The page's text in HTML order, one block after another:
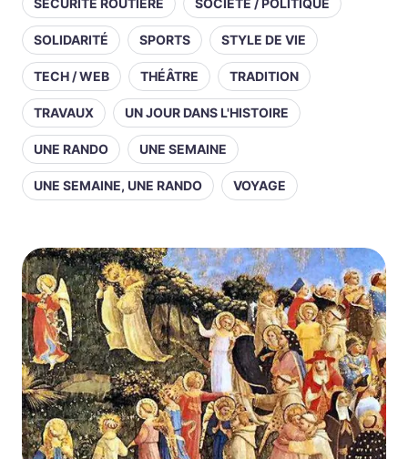
SÉCURITÉ ROUTIÈRE SOCIÉTÉ / POLITIQUE
SOLIDARITÉ SPORTS STYLE DE VIE
TECH / WEB THÉÂTRE TRADITION
TRAVAUX UN JOUR DANS L'HISTOIRE
UNE RANDO UNE SEMAINE
UNE SEMAINE, UNE RANDO VOYAGE